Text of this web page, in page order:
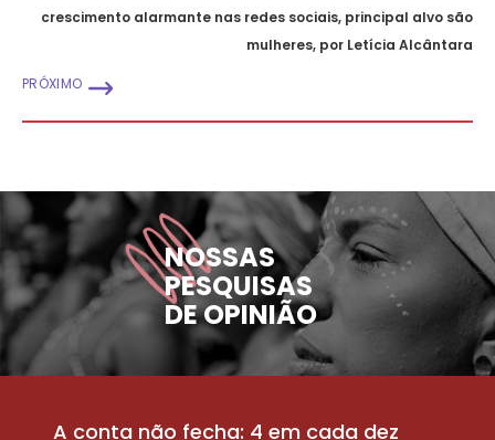
crescimento alarmante nas redes sociais, principal alvo são
mulheres, por Letícia Alcântara
PRÓXIMO
NOSSAS
PESQUISAS
DE OPINIÃO
A conta não fecha: 4 em cada dez